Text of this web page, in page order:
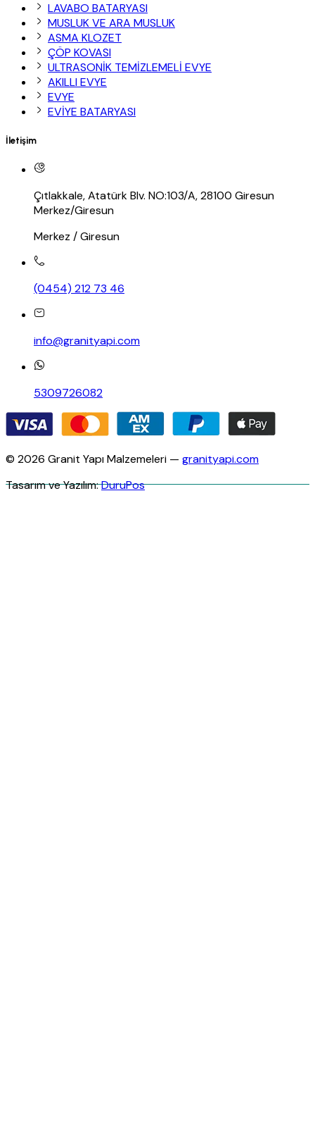
LAVABO BATARYASI
MUSLUK VE ARA MUSLUK
ASMA KLOZET
ÇÖP KOVASI
ULTRASONİK TEMİZLEMELİ EVYE
AKILLI EVYE
EVYE
EVİYE BATARYASI
İletişim
Çıtlakkale, Atatürk Blv. NO:103/A, 28100 Giresun
Merkez/Giresun
Merkez / Giresun
(0454) 212 73 46
info@granityapi.com
5309726082
© 2026 Granit Yapı Malzemeleri — granityapi.com
Tasarım ve Yazılım:DuruPos